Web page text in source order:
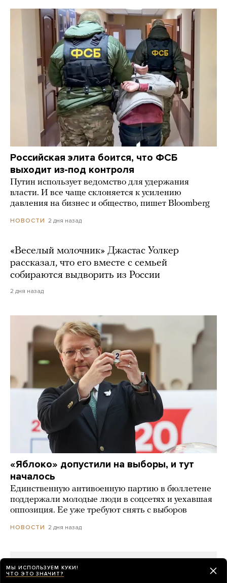
Российская элита боится, что ФСБ
выходит из-под контроля
Путин использует ведомство для удержания
власти. И все чаще склоняется к усилению
давления на бизнес и общество, пишет Bloomberg
НОВОСТИ 2 дня назад
«Веселый молочник» Джастас Уолкер
рассказал, что его вместе с семьей
собираются выдворить из России
2 дня назад
«Яблоко» допустили на выборы, и тут
началось
Единственную антивоенную партию в бюллетене
поддержали молодые люди в соцсетях и уехавшая
оппозиция. Ее уже требуют снять с выборов
НОВОСТИ 2 дня назад
МЫ ИСПОЛЬЗУЕМ КУКИ!
ЧТО ЭТО ЗНАЧИТ?